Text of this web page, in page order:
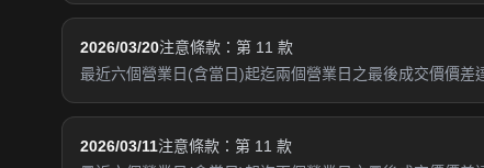
2026/03/20注意條款：第 11 款
最近六個營業日(含當日)起迄兩個營業日之最後成交價價差
2026/03/11注意條款：第 11 款